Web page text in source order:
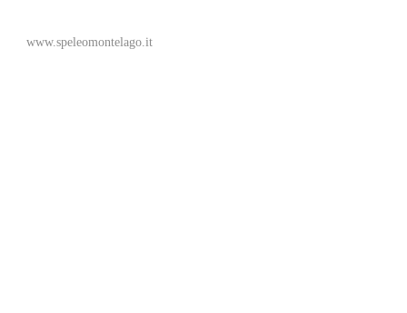
www.speleomontelago.it